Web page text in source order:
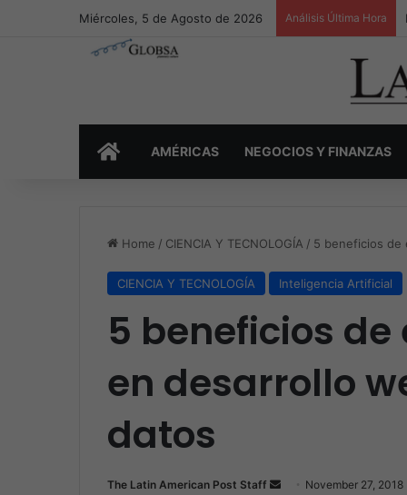
Miércoles, 5 de Agosto de 2026 Análisis Última Hora
INICIOAMÉRICAS NEGOCIOS Y FINANZAS
Home / CIENCIA Y TECNOLOGÍA / 5 beneficios de
CIENCIA Y TECNOLOGÍA Inteligencia Artificial
5 beneficios
en desarrollo
datos
The Latin American Post Staff November 27, 2018